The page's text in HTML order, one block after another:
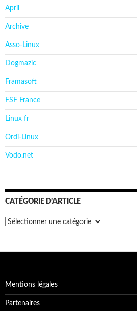
April
Archive
Asso-Linux
Dogmazic
Framasoft
FSF France
Linux fr
Ordi-Linux
Vodo.net
CATÉGORIE D’ARTICLE
Catégorie
Mentions légales
Partenaires